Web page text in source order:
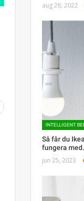
aug 28, 2022
INTELLIGENT
Så får du
fungera
jun 25, 2023